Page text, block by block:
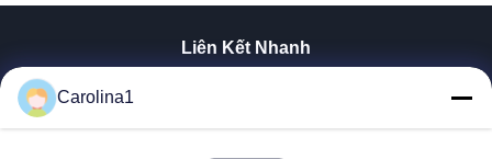
Liên Kết Nhanh
Carolina1